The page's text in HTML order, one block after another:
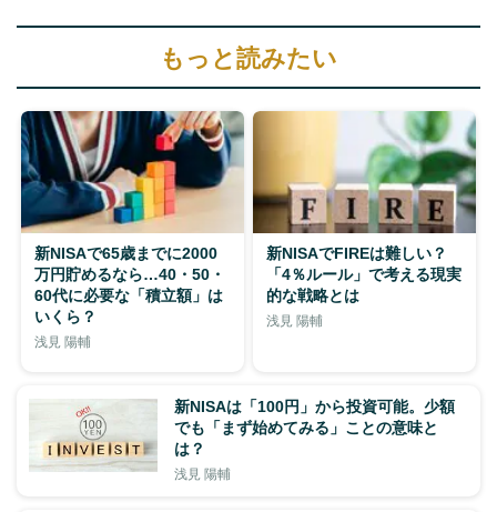
もっと読みたい
新NISAで65歳までに2000
万円貯めるなら…40・50・
60代に必要な「積立額」は
いくら？
浅見 陽輔
新NISAでFIREは難しい？
「4％ルール」で考える現実
的な戦略とは
浅見 陽輔
新NISAは「100円」から投資可能。少額
でも「まず始めてみる」ことの意味と
は？
浅見 陽輔